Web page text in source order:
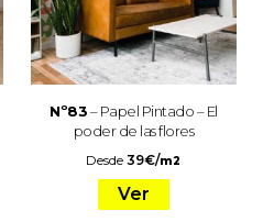
Nº83– Papel Pintado – El
poder de las flores
Desde39€/m2
Ver